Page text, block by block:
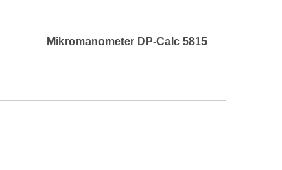
Mikromanometer DP-Calc 5815